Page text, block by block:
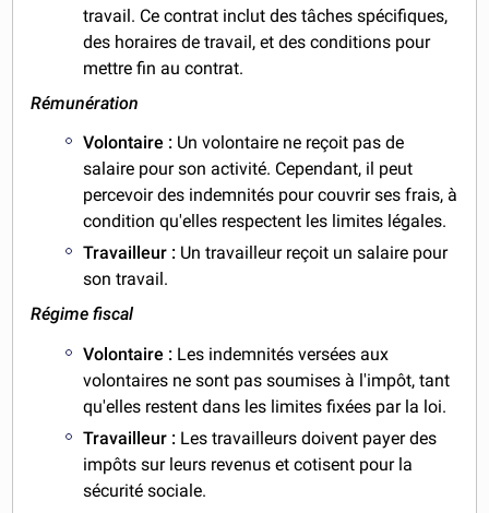
travail. Ce contrat inclut des tâches spécifiques,
des horaires de travail, et des conditions pour
mettre fin au contrat.
Rémunération
Volontaire : Un volontaire ne reçoit pas de
salaire pour son activité. Cependant, il peut
percevoir des indemnités pour couvrir ses frais, à
condition qu'elles respectent les limites légales.
Travailleur : Un travailleur reçoit un salaire pour
son travail.
Régime fiscal
Volontaire : Les indemnités versées aux
volontaires ne sont pas soumises à l'impôt, tant
qu'elles restent dans les limites fixées par la loi.
Travailleur : Les travailleurs doivent payer des
impôts sur leurs revenus et cotisent pour la
sécurité sociale.